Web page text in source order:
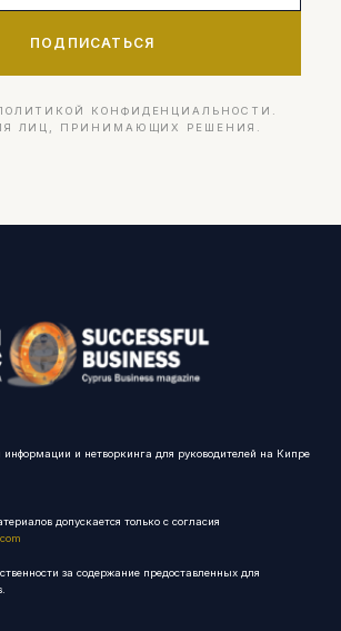
ПОДПИСАТЬСЯ
КОНФИДЕНЦИАЛЬНОСТИ.
ЛИЦ, ПРИНИМАЮЩИХ РЕШЕНИЯ.
информации и нетворкинга для руководителей на Кипре
допускается только с согласия
за содержание предоставленных для